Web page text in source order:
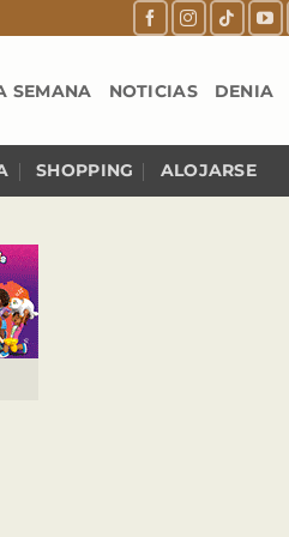
SEMANA NOTICIAS DENIA
SHOPPING ALOJARSE